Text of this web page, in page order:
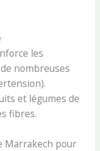
les
nombreuses
et légumes de
fibres.
Marrakech pour